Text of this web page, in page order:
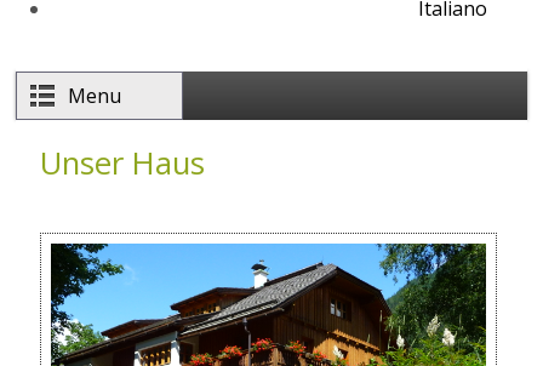
Italiano
Menu
Unser Haus